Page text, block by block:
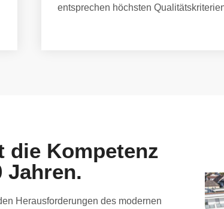
entsprechen höchsten
die Kompetenz
Jahren.
Herausforderungen des modernen